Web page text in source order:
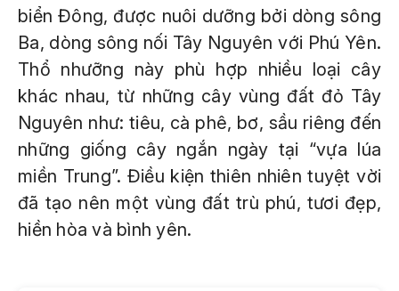
biển Đông, được nuôi dưỡng bởi dòng sông
Ba, dòng sông nối Tây Nguyên với Phú Yên.
Thổ nhưỡng này phù hợp nhiều loại cây
khác nhau, từ những cây vùng đất đỏ Tây
Nguyên như: tiêu, cà phê, bơ, sầu riêng đến
những giống cây ngắn ngày tại “vựa lúa
miền Trung”. Điều kiện thiên nhiên tuyệt vời
đã tạo nên một vùng đất trù phú, tươi đẹp,
hiền hòa và bình yên.